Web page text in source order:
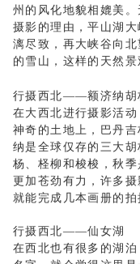
州的风化地貌相媲美
摄影的理由，平山湖
漓尽致，再大峡谷向
的雪山，这样的天然景
行摄西北——额济纳胡
在大西北进行摄影活
神奇的土地上，巴丹
纳是全球仅存的三大
杨、柽柳和梭梭，秋
更加苍劲有力，许多
就能完成几本画册的拍
行摄西北——仙女湖
在西北也有很多的湖